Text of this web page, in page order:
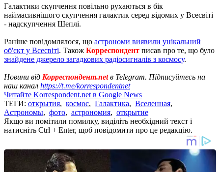
Галактики скупчення повільно рухаються в бік
наймасивнішого скупчення галактик серед відомих у Всесвіті
- надскупчення Шеплі.
Раніше повідомлялося, що астрономи виявили унікальний
об'єкт у Всесвіті. Також Корреспондент писав про те, що було
знайдене джерело загадкових радіосигналів з космосу.
Новини від Корреспондент.netв Telegram. Підписуйтесь на
наш канал https://t.me/korrespondentnet
Читайте Korrespondent.net в Google News
ТЕГИ: открытия, космос, Галактика, Вселенная,
Астрономы, фото, астрономия, открытие
Якщо ви помітили помилку, виділіть необхідний текст і
натисніть Ctrl + Enter, щоб повідомити про це редакцію.